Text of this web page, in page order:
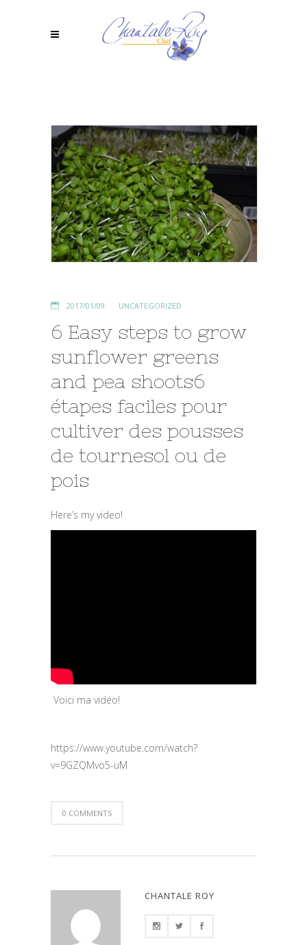
2017/01/09 UNCATEGORIZED
6 Easy steps to grow
sunflower greens
and pea shoots6
étapes faciles pour
cultiver des pousses
de tournesol ou de
pois
Here’s my video!
Voici ma vidéo!
https://www.youtube.com/watch?
v=9GZQMvo5-uM
0 COMMENTS
CHANTALE ROY